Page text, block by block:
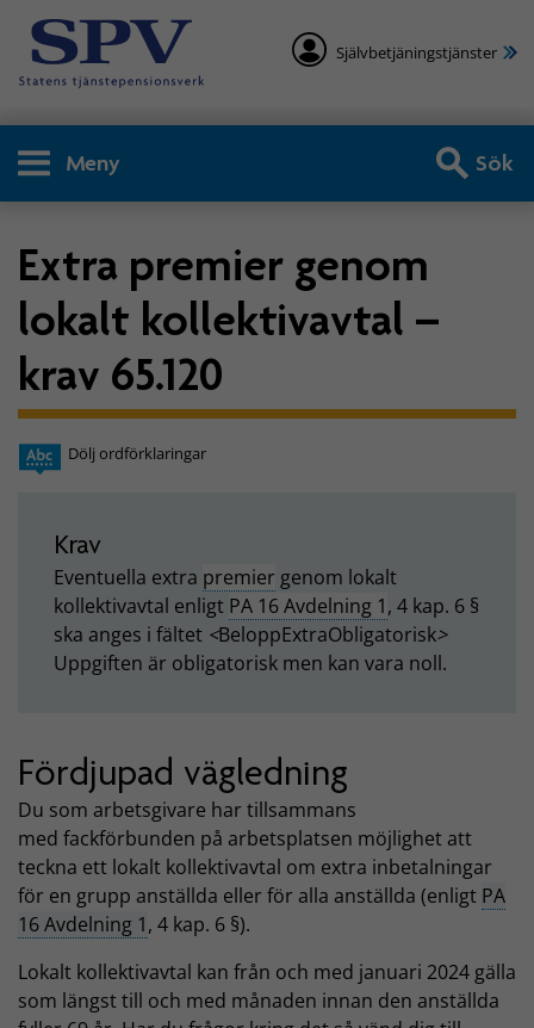
Självbetjäningstjänster
Meny Sök
Extra premier genom
lokalt kollektivavtal –
krav 65.120
Dölj ordförklaringar
Krav
Eventuella extra premier genom lokalt
kollektivavtal enligt PA 16 Avdelning 1, 4 kap. 6 §
ska anges i fältet <BeloppExtraObligatorisk>
Uppgiften är obligatorisk men kan vara noll.
Fördjupad vägledning
Du som arbetsgivare har tillsammans
med fackförbunden på arbetsplatsen möjlighet att
teckna ett lokalt kollektivavtal om extra inbetalningar
för en grupp anställda eller för alla anställda (enligt PA
16 Avdelning 1, 4 kap. 6 §).
Lokalt kollektivavtal kan från och med januari 2024 gälla
som längst till och med månaden innan den anställda